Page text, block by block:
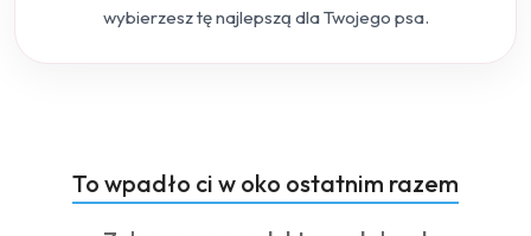
wybierzesz tę najlepszą dla Twojego psa.
Pomiń karuzelę produktów
Produkty
o
To wpadło ci w oko ostatnim razem